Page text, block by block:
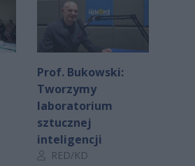
Prof. Bukowski:
Tworzymy
laboratorium
sztucznej
inteligencji
Autor artykułu:
RED/KD